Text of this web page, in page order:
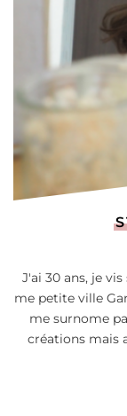
J'ai 30 ans, je
me petite ville
me surnome
créations mais